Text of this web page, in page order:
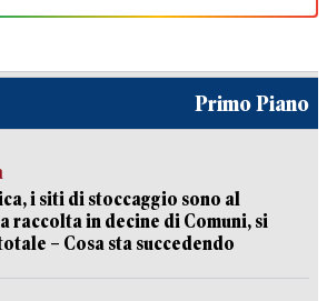
Primo Piano
i siti di stoccaggio sono al
raccolta in decine di Comuni, si
– Cosa sta succedendo